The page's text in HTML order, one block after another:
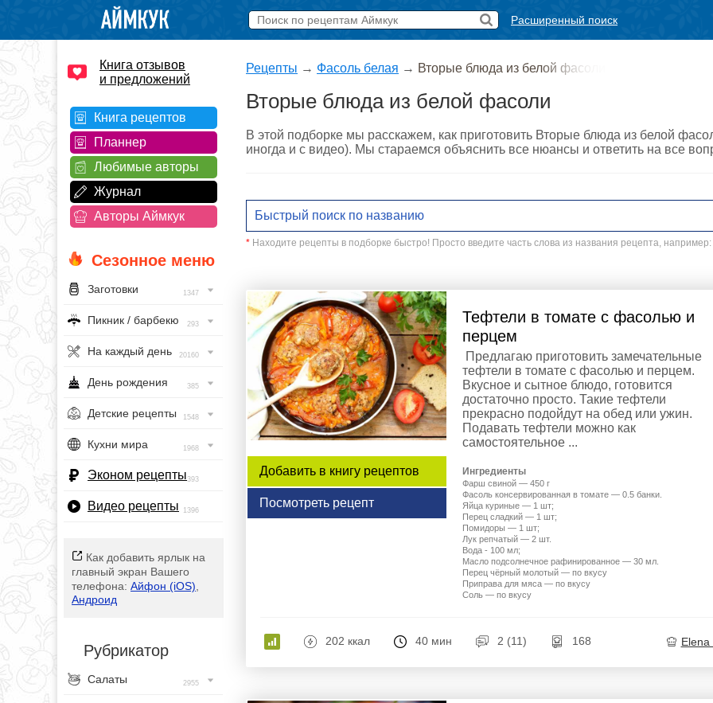
Расширенный поиск
Книга отзывов
и предложений
Книга рецептов
Планнер
Любимые авторы
Журнал
Авторы Аймкук
Сезонное меню
Заготовки 1347
Пикник / барбекю 293
На каждый день 20160
День рождения 385
Детские рецепты 1548
Кухни мира 1968
Эконом рецепты393
Видео рецепты 1396
Как добавить ярлык на
главный экран Вашего
телефона: Айфон (iOS)
Андроид
Рубрикатор
Салаты 2955
Рецепты → Фасоль белая → Вторые блюда из белой фасоли
Вторые блюда из белой фасоли
В этой подборке мы расскажем, как приготовить Вторые блюда из белой
иногда и с видео). Мы стараемся объяснить все нюансы и ответить на все
* Находите рецепты в подборке быстро! Просто введите часть слова из названия рецепта, например:
Добавить в книгу рецептов
Посмотреть рецепт
Тефтели в томате с фасолью и
перцем
Предлагаю приготовить замечательные
тефтели в томате с фасолью и перцем.
Вкусное и сытное блюдо, готовится
достаточно просто. Такие тефтели
прекрасно подойдут на обед или ужин.
Подавать тефтели можно как
самостоятельное ...
Ингредиенты
Фарш свиной — 450 г
Фасоль консервированная в томате — 0.5 банки.
Яйца куриные — 1 шт;
Перец сладкий — 1 шт;
Помидоры — 1 шт;
Лук репчатый — 2 шт.
Вода - 100 мл;
Масло подсолнечное рафинированное — 30 мл.
Перец чёрный молотый — по вкусу
Приправа для мяса — по вкусу
Соль — по вкусу
202 ккал 40 мин 2 (11) 168 Elena